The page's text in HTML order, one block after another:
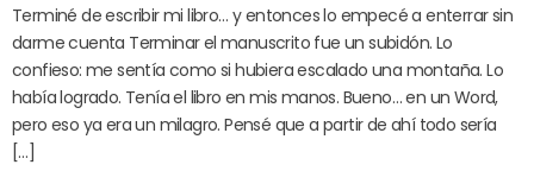
Terminé de escribir mi libro… y entonces lo empecé a enterrar sin
darme cuenta Terminar el manuscrito fue un subidón. Lo
confieso: me sentía como si hubiera escalado una montaña. Lo
había logrado. Tenía el libro en mis manos. Bueno… en un Word,
pero eso ya era un milagro. Pensé que a partir de ahí todo sería
[…]